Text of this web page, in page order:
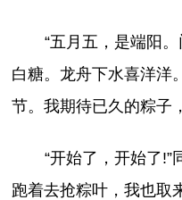
“五月五，是端阳
白糖。龙舟下水喜洋洋
节。我期待已久的粽子
“开始了，开始了!”
跑着去抢粽叶，我也取